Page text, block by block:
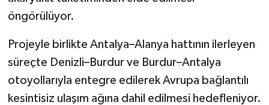
öngörülüyor.
Projeyle birlikte Antalya–Alanya hattının ilerleyen
süreçte Denizli–Burdur ve Burdur–Antalya
otoyollarıyla entegre edilerek Avrupa bağlantılı
kesintisiz ulaşım ağına dahil edilmesi hedefleniyor.